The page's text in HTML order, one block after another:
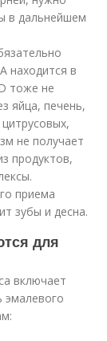
в дальнейшем
находится в
тоже не
яйца, печень,
не получает
продуктов,
приема
зубы и десна.
для
включает